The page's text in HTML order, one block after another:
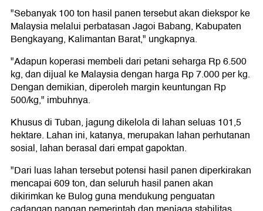
"Sebanyak 100 ton hasil panen tersebut akan diekspor ke
Malaysia melalui perbatasan Jagoi Babang, Kabupaten
Bengkayang, Kalimantan Barat," ungkapnya.
"Adapun koperasi membeli dari petani seharga Rp 6.500
kg, dan dijual ke Malaysia dengan harga Rp 7.000 per kg.
Dengan demikian, diperoleh margin keuntungan Rp
500/kg," imbuhnya.
Khusus di Tuban, jagung dikelola di lahan seluas 101,5
hektare. Lahan ini, katanya, merupakan lahan perhutanan
sosial, lahan berasal dari empat gapoktan.
"Dari luas lahan tersebut potensi hasil panen diperkirakan
mencapai 609 ton, dan seluruh hasil panen akan
dikirimkan ke Bulog guna mendukung penguatan